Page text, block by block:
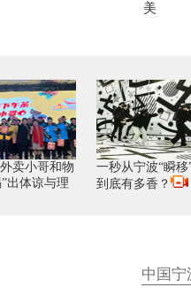
美
卖小哥和物
出体谅与理
一秒从宁波“瞬移
到底有多香？
中国宁